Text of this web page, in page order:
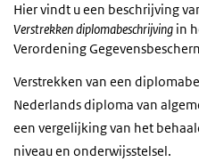
Hier vindt u een beschrijving
Verstrekken diplomabeschrijving in
Verordening
Verstrekken van een
Nederlands diploma van
een vergelijking van het
niveau en onderwijsstelsel.